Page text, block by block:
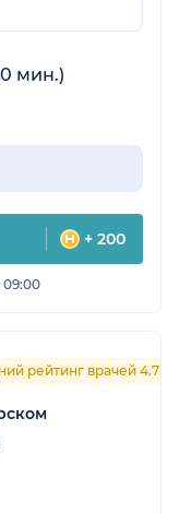
мин.)
+ 200
09:00
рейтинг врачей 4.7